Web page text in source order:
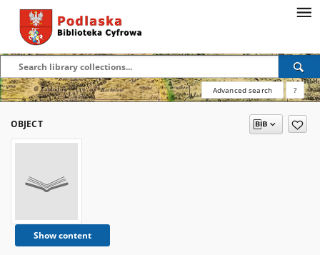
Advanced search ?
OBJECT
Show content